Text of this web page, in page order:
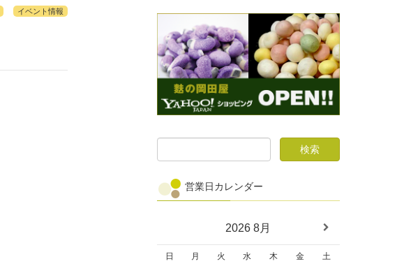
イベント情報
営業日カレンダー
2026 8月
日 月 火 水 木 金
土